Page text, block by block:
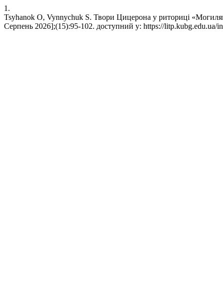
1.
Tsyhanok O, Vynnychuk S. Твори Цицерона у риториці
Серпень 2026];(15):95-102. доступний у: https://litp.kubg.edu.ua/